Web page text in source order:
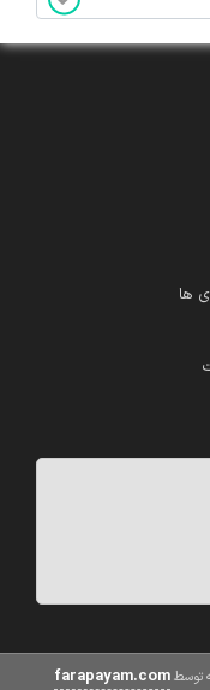
ها
توسطfarapayam.com